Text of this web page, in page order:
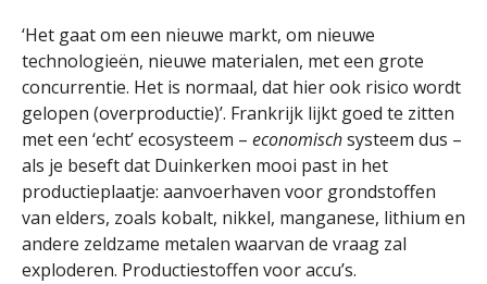
‘Het gaat om een nieuwe markt, om nieuwe
technologieën, nieuwe materialen, met een grote
concurrentie. Het is normaal, dat hier ook risico wordt
gelopen (overproductie)’. Frankrijk lijkt goed te zitten
met een ‘echt’ ecosysteem – economischsysteem dus –
als je beseft dat Duinkerken mooi past in het
productieplaatje: aanvoerhaven voor grondstoffen
van elders, zoals kobalt, nikkel, manganese, lithium en
andere zeldzame metalen waarvan de vraag zal
exploderen. Productiestoffen voor accu’s.